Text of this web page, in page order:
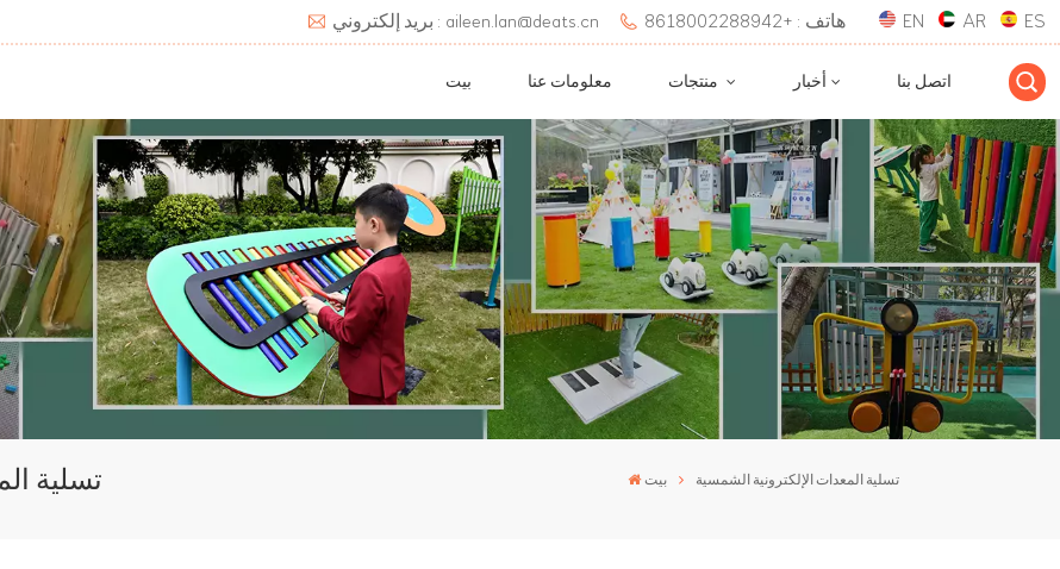
بريد إلكتروني : aileen.lan@deats.cn هاتف : +8618002288942 EN AR ES
بيت معلومات عنا أخبار اتصل بنا
تسلية بيت تسلية المعدات الإلكترونية الشمسية